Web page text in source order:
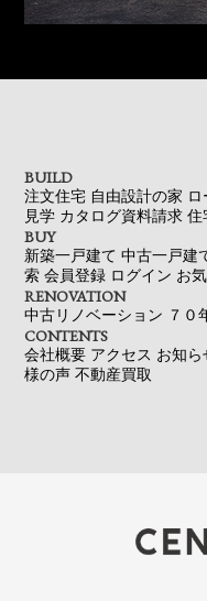
BUILD
注文住宅 自由設計の家
見学 カタログ資料請求 住
BUY
新築一戸建て 中古一戸建
索 会員登録 ログイン お
RENOVATION
中古リノベーション ７０
CONTENTS
会社概要 アクセス お知ら
様の声 不動産買取